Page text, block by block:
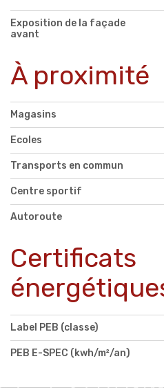
Exposition de la façade
avant
À proximité
Magasins
Ecoles
Transports en commun
Centre sportif
Autoroute
Certificats
Label PEB (classe)
PEB E-SPEC (kwh/m²/an)